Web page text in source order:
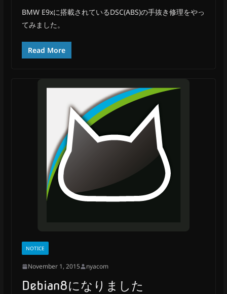
BMW E9xに搭載されているDSC(ABS)の手抜き修理をやっ
てみました。
Read More
NOTICE
November 1, 2015 nyacom
Debian8になりました